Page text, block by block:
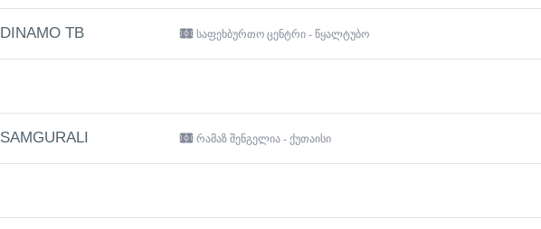
DINAMO TB საფეხბურთო ცენტრი - წყალტუბო
SAMGURALI რამაზ შენგელია - ქუთაისი